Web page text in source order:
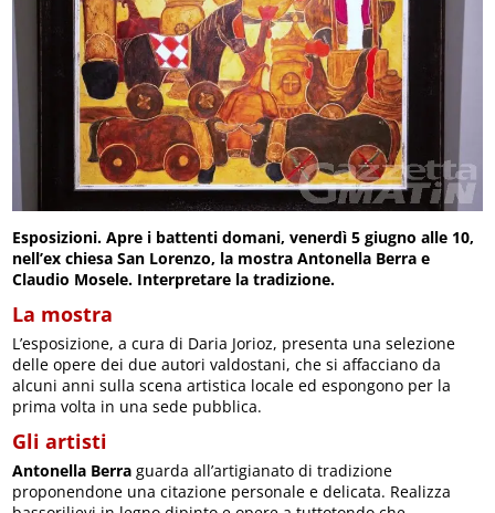
Esposizioni. Apre i battenti domani, venerdì 5 giugno alle 10,
nell’ex chiesa San Lorenzo, la mostra Antonella Berra e
Claudio Mosele. Interpretare la tradizione.
La mostra
L’esposizione, a cura di Daria Jorioz, presenta una selezione
delle opere dei due autori valdostani, che si affacciano da
alcuni anni sulla scena artistica locale ed espongono per la
prima volta in una sede pubblica.
Gli artisti
Antonella Berra guarda all’artigianato di tradizione
proponendone una citazione personale e delicata. Realizza